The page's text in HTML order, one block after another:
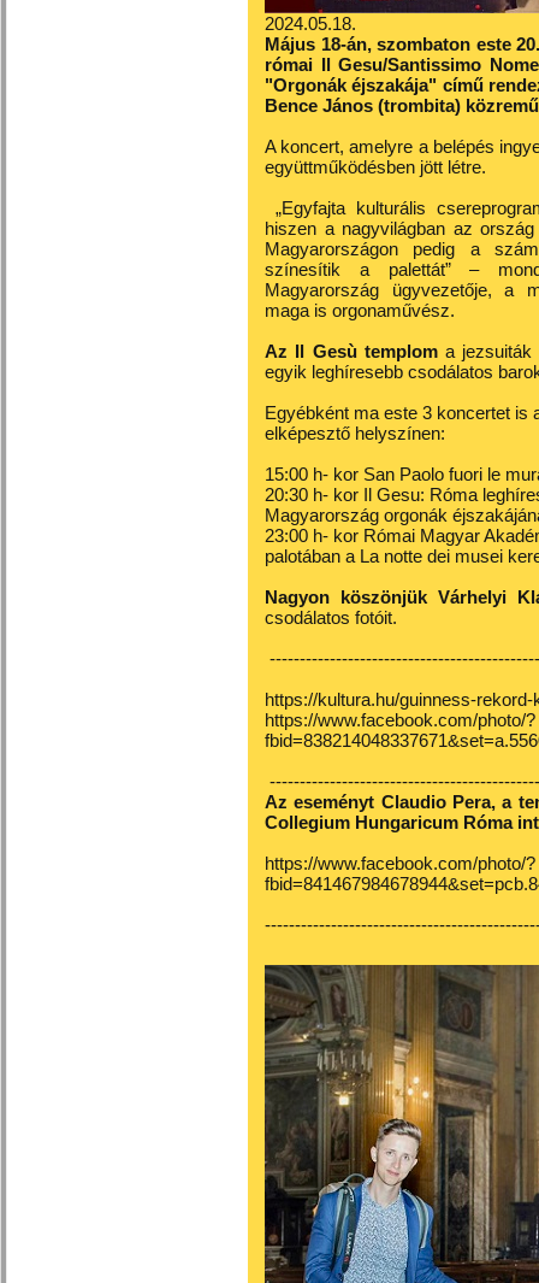
2024.05.18.
Május 18-án, szombaton este
római Il Gesu/Santissimo
"Orgonák éjszakája" című
Bence János (trombita)
A koncert, amelyre a belépés
együttműködésben jött létre.
„Egyfajta kulturális
hiszen a nagyvilágban az
Magyarországon pedig a
színesítik a palettát” –
Magyarország ügyvezetője, a
maga is orgonaművész.
Az Il Gesù temploma jezsuiták
egyik leghíresebb csodálatos
Egyébként ma este 3 koncertet
elképesztő helyszínen:
15:00 h- kor San Paolo fuori le
20:30 h- kor Il Gesu: Róma
Magyarország orgonák
23:00 h- kor Római Magyar
palotában a La notte dei musei
Nagyon köszönjük Várhelyi
csodálatos fotóit.
https://kultura.hu/guinness-
https://www.facebook.com/photo/?
Az eseményt Claudio Pera, a
Collegium Hungaricum Róma
https://www.facebook.com/photo/?